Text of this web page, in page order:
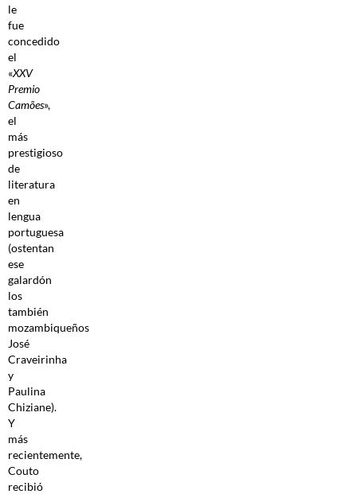
le
fue
concedido
el
«XXV
Premio
Camões»,
el
más
prestigioso
de
literatura
en
lengua
portuguesa
(ostentan
ese
galardón
los
también
mozambiqueños
José
Craveirinha
y
Paulina
Chiziane).
Y
más
recientemente,
Couto
recibió